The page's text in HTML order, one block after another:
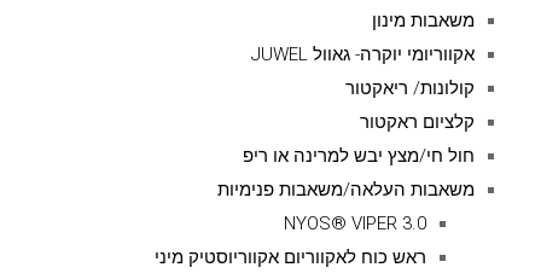
משאבות מינון
אקווריומי יוקרה- גאוול JUWEL
קולונות/ ריאקטור
קלציום ראקטור
חול חי/מצץ יבש למרינה או ריפ
משאבות העלאה/משאבות פנימיות
NYOS® VIPER 3.0
ראש כוח לאקווריום אקווריוסטיק מיני